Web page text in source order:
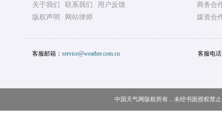
关于我们 联系我们
用户反馈
版权声明
网站律师
商务合
媒资合
客服邮箱： service@weather.com.cn 客服电
中国天气网版权所有，未经书面授权